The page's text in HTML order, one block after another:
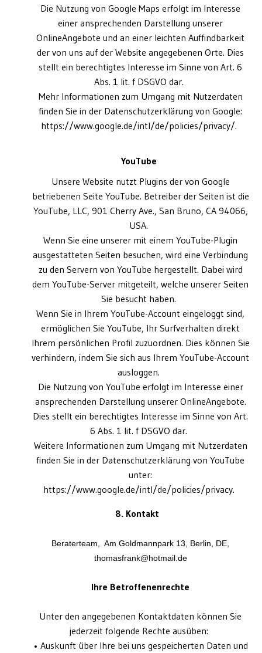
Die Nutzung von Google Maps erfolgt im Interesse
einer ansprechenden Darstellung unserer
OnlineAngebote und an einer leichten Auffindbarkeit
der von uns auf der Website angegebenen Orte. Dies
stellt ein berechtigtes Interesse im Sinne von Art. 6
Abs. 1 lit. f DSGVO dar.
Mehr Informationen zum Umgang mit Nutzerdaten
finden Sie in der Datenschutzerklärung von Google:
https://www.google.de/intl/de/policies/privacy/.
YouTube
Unsere Website nutzt Plugins der von Google
betriebenen Seite YouTube. Betreiber der Seiten ist die
YouTube, LLC, 901 Cherry Ave., San Bruno, CA 94066,
USA.
Wenn Sie eine unserer mit einem YouTube-Plugin
ausgestatteten Seiten besuchen, wird eine Verbindung
zu den Servern von YouTube hergestellt. Dabei wird
dem YouTube-Server mitgeteilt, welche unserer Seiten
Sie besucht haben.
Wenn Sie in Ihrem YouTube-Account eingeloggt sind,
ermöglichen Sie YouTube, Ihr Surfverhalten direkt
Ihrem persönlichen Profil zuzuordnen. Dies können Sie
verhindern, indem Sie sich aus Ihrem YouTube-Account
ausloggen.
Die Nutzung von YouTube erfolgt im Interesse einer
ansprechenden Darstellung unserer OnlineAngebote.
Dies stellt ein berechtigtes Interesse im Sinne von Art.
6 Abs. 1 lit. f DSGVO dar.
Weitere Informationen zum Umgang mit Nutzerdaten
finden Sie in der Datenschutzerklärung von YouTube
unter:
https://www.google.de/intl/de/policies/privacy.
8. Kontakt
Beraterteam, Am Goldmannpark 13, Berlin, DE,
thomasfrank@hotmail.de
Ihre Betroffenenrechte
Unter den angegebenen Kontaktdaten können Sie
jederzeit folgende Rechte ausüben:
• Auskunft über Ihre bei uns gespeicherten Daten und